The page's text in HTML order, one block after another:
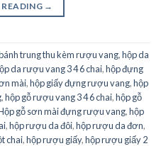
→
trung thu kèm rượu vang,hộp da
da rượu vang 3 4 6 chai,hộp đựng
mài,hộp giấy đựng rượu vang,hộp
,hộp gỗ rượu vang 3 4 6 chai,hộp gỗ
gỗ sơn mài đựng rượu vang,hộp
,hộp rượu da đôi,hộp rượu da đơn,
chai,hộp rượu giấy,hộp rượu giấy 2